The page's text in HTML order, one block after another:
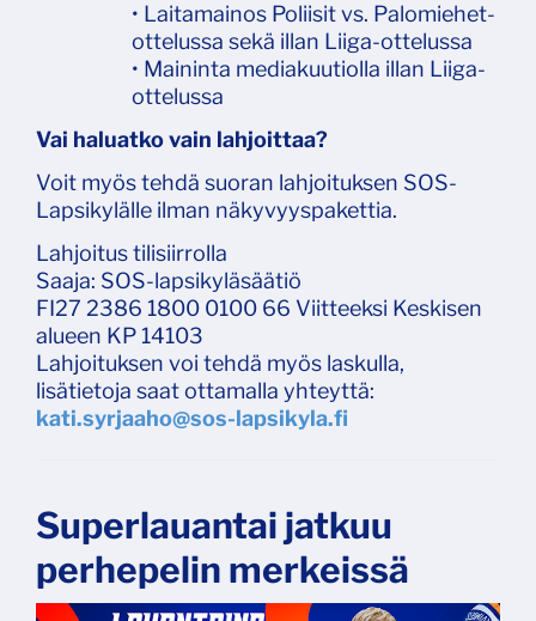
• Laitamainos Poliisit vs. Palomiehet-
ottelussa sekä illan Liiga-ottelussa
• Maininta mediakuutiolla illan Liiga-
ottelussa
Vai haluatko vain lahjoittaa?
Voit myös tehdä suoran lahjoituksen SOS-
Lapsikylälle ilman näkyvyyspakettia.
Lahjoitus tilisiirrolla
Saaja: SOS-lapsikyläsäätiö
FI27 2386 1800 0100 66 Viitteeksi Keskisen
alueen KP 14103
Lahjoituksen voi tehdä myös laskulla,
lisätietoja saat ottamalla yhteyttä:
kati.syrjaaho@sos-lapsikyla.fi
Superlauantai jatkuu
perhepelin merkeissä